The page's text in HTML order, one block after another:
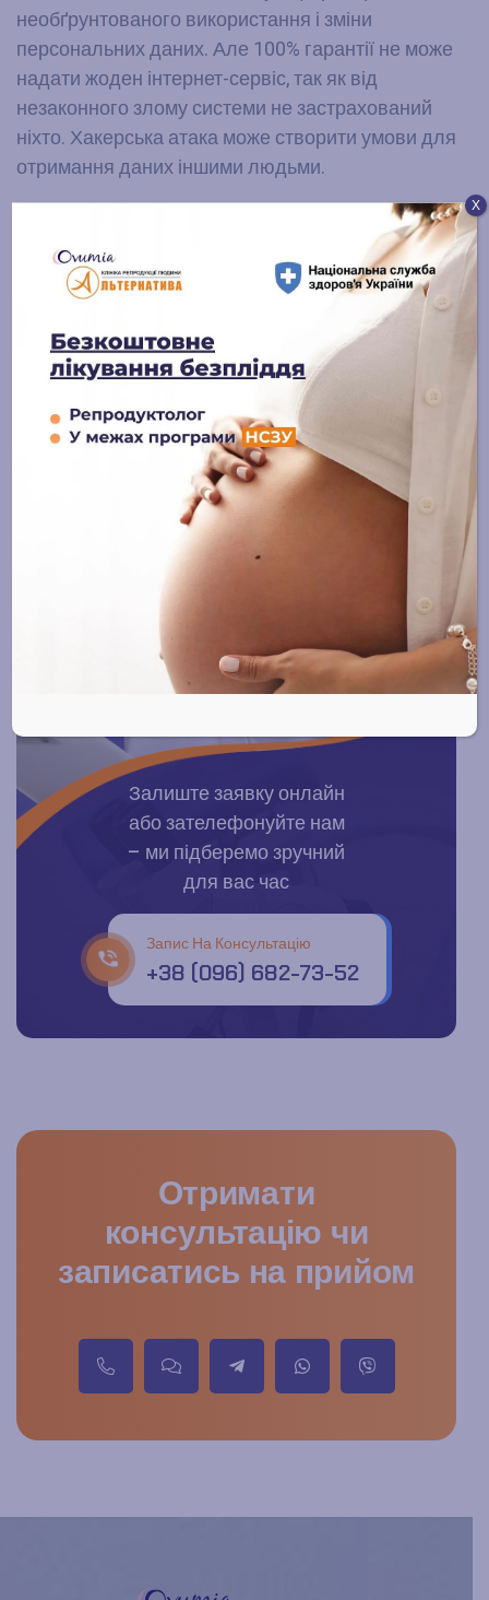
необґрунтованого використання і зміни
персональних даних. Але 100% гарантії не може
надати жоден інтернет-сервіс, так як від
незаконного злому системи не застрахований
ніхто. Хакерська атака може створити умови для
отримання даних іншими людьми.
Для з’ясування якихось питань безпосередньо з
адміністрацією сайту, можна відправити лист за
адресоюinfo@alternatyva.clinic.
Залиште заявку онлайн
або зателефонуйте нам
– ми підберемо зручний
для вас час
Запис На Консультацію
+38 (096) 682-73-52
Отримати
консультацію чи
записатись на прийом
Х